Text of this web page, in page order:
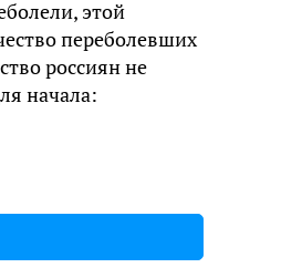
этой
переболевших
россиян не
начала: